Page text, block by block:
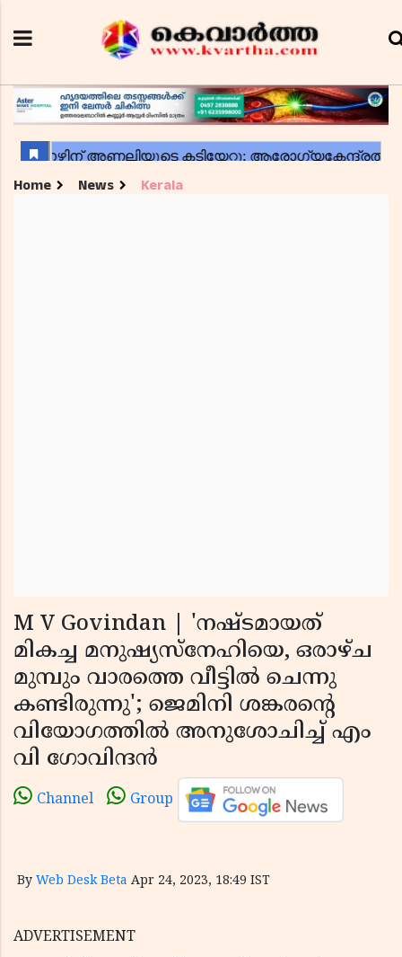
Home News Kerala
M V Govindan | 'നഷ്ടമായത്
മികച്ച മനുഷ്യസ്നേഹിയെ, ഒരാഴ്ച
മുമ്പും വാരത്തെ വീട്ടില്‍ ചെന്നു
കണ്ടിരുന്നു'; ജെമിനി ശങ്കരന്റെ
വിയോഗത്തില്‍ അനുശോചിച്ച് എം
വി ഗോവിന്ദന്‍
Channel Group
By Web Desk Beta Apr 24, 2023, 18:49 IST
ADVERTISEMENT